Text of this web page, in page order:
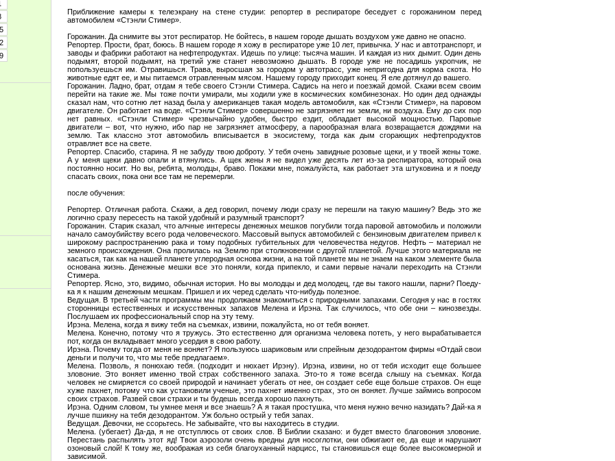
Приближение камеры к телеэкрану на стене студии: репортер в респираторе беседует с горожанином перед
автомобилем «Стэнли Стимер».
Горожанин. Да снимите вы этот респиратор. Не бойтесь, в нашем городе дышать воздухом уже давно не опасно.
Репортер. Прости, брат, боюсь. В нашем городе я хожу в респираторе уже 10 лет, привычка. У нас и автотранспорт, и
заводы и фабрики работают на нефтепродуктах. Идешь по улице: тысяча машин. И каждая из них дымит. Один день
подымят, второй подымят, на третий уже станет невозможно дышать. В городе уже не посадишь укропчик, не
попользуешься им. Отравишься. Трава, выросшая за городом у автотрасс, уже непригодна для корма скота. Но
животные едят ее, и мы питаемся отравленным мясом. Нашему городу приходит конец. Я еле дотянул до вашего.
Горожанин. Ладно, брат, отдам я тебе своего Стэнли Стимера. Садись на него и поезжай домой. Скажи всем своим
перейти на такие же. Мы тоже почти умирали, мы ходили уже в космических комбинезонах. Но один дед однажды
сказал нам, что сотню лет назад была у американцев такая модель автомобиля, как «Стэнли Стимер», на паровом
двигателе. Он работает на воде. «Стэнли Стимер» совершенно не загрязняет ни земли, ни воздуха. Ему до сих пор
нет равных. «Стэнли Стимер» чрезвычайно удобен, быстро ездит, обладает высокой мощностью. Паровые
двигатели – вот, что нужно, ибо пар не загрязняет атмосферу, а парообразная влага возвращается дождями на
землю. Так классно этот автомобиль вписывается в экосистему, тогда как дым сгорающих нефтепродуктов
отравляет все на свете.
Репортер. Спасибо, старина. Я не забуду твою доброту. У тебя очень завидные розовые щеки, и у твоей жены тоже.
А у меня щеки давно опали и втянулись. А щек жены я не видел уже десять лет из-за респиратора, который она
постоянно носит. Но вы, ребята, молодцы, браво. Покажи мне, пожалуйста, как работает эта штуковина и я поеду
спасать своих, пока они все там не перемерли.
после обучения:
Репортер. Отличная работа. Скажи, а дед говорил, почему люди сразу не перешли на такую машину? Ведь это же
логично сразу пересесть на такой удобный и разумный транспорт?
Горожанин. Старик сказал, что алчные интересы денежных мешков погубили тогда паровой автомобиль и положили
начало самоубийству всего рода человеческого. Массовый выпуск автомобилей с бензиновым двигателем привел к
широкому распространению рака и тому подобных губительных для человечества недугов. Нефть – материал не
земного происхождения. Она пролилась на Землю при столкновении с другой планетой. Лучше этого материала не
касаться, так как на нашей планете углеродная основа жизни, а на той планете мы не знаем на каком элементе была
основана жизнь. Денежные мешки все это поняли, когда припекло, и сами первые начали переходить на Стэнли
Стимера.
Репортер. Ясно, это, видимо, обычная история. Но вы молодцы и дед молодец, где вы такого нашли, парни? Поеду-
ка я к нашим денежным мешкам. Пришел и их черед сделать что-нибудь полезное.
Ведущая. В третьей части программы мы продолжаем знакомиться с природными запахами. Сегодня у нас в гостях
сторонницы естественных и искусственных запахов Мелена и Ирэна. Так случилось, что обе они – кинозвезды.
Послушаем их профессиональный спор на эту тему.
Ирэна. Мелена, когда я вижу тебя на съемках, извини, пожалуйста, но от тебя воняет.
Мелена. Конечно, потому что я тружусь. Это естественно для организма человека потеть, у него вырабатывается
пот, когда он вкладывает много усердия в свою работу.
Ирэна. Почему тогда от меня не воняет? Я пользуюсь шариковым или спрейным дезодорантом фирмы «Отдай свои
деньги и получи то, что мы тебе предлагаем».
Мелена. Позволь, я понюхаю тебя. (подходит и нюхает Ирэну). Ирэна, извини, но от тебя исходит еще большее
зловоние. Это воняет именно твой страх собственного запаха. Это-то я тоже всегда слышу на съемках. Когда
человек не смиряется со своей природой и начинает убегать от нее, он создает себе еще больше страхов. Он еще
хуже пахнет, потому что как установили ученые, это пахнет именно страх, это он воняет. Лучше займись вопросом
своих страхов. Развей свои страхи и ты будешь всегда хорошо пахнуть.
Ирэна. Одним словом, ты умнее меня и все знаешь? А я такая простушка, что меня нужно вечно назидать? Дай-ка я
лучше пшикну на тебя дезодорантом. Уж больно острый у тебя запах.
Ведущая. Девочки, не ссорьтесь. Не забывайте, что вы находитесь в студии.
Мелена. (убегает) Да-да, я не отступлюсь от своих слов. В Библии сказано: и будет вместо благовония зловоние.
Перестань распылять этот яд! Твои аэрозоли очень вредны для носоглотки, они обжигают ее, да еще и нарушают
озоновый слой! К тому же, воображая из себя благоуханный нарцисс, ты становишься еще более высокомерной и
зависимой.